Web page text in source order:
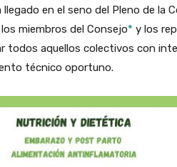
en el seno del Pleno de la
miembros del Consejo* y los
todos aquellos colectivos con
técnico oportuno.